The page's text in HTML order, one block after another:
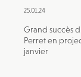
25.01.24
Grand succès
Perret en
janvier